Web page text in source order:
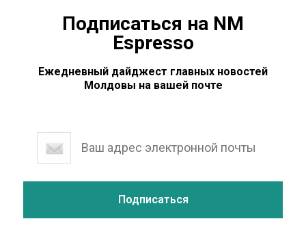
Подписаться на NM
Espresso
Ежедневный дайджест главных новостей
Молдовы на вашей почте